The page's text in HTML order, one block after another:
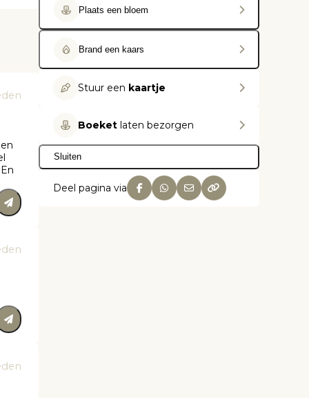
Plaats een bloem
Brand een kaars
Stuur een kaartje
Boeket laten bezorgen
Sluiten
Deel pagina via